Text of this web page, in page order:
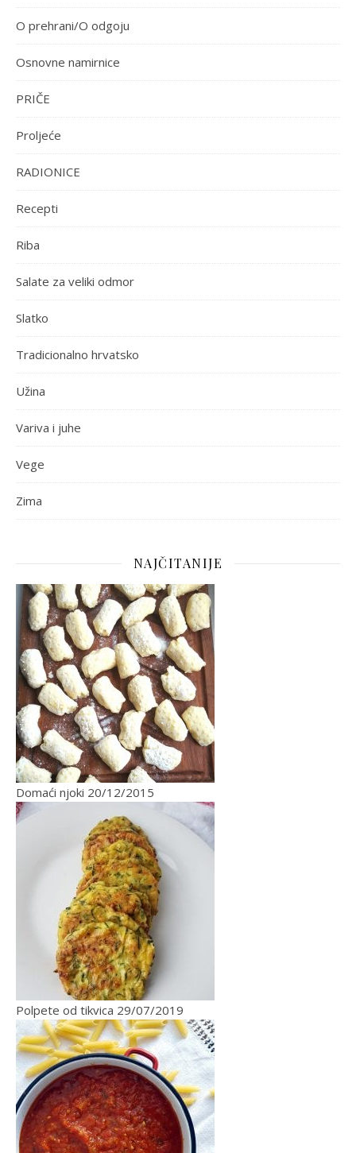
O prehrani/O odgoju
Osnovne namirnice
PRIČE
Proljeće
RADIONICE
Recepti
Riba
Salate za veliki odmor
Slatko
Tradicionalno hrvatsko
Užina
Variva i juhe
Vege
Zima
NAJČITANIJE
Domaći njoki 20/12/2015
Polpete od tikvica 29/07/2019